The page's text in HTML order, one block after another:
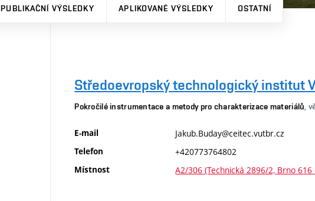
PUBLIKAČNÍ VÝSLEDKY APLIKOVANÉ VÝSLEDKY OSTATNÍ
Středoevropský technologický institut
Pokročilé instrumentace a metody pro charakterizace materiálů ,
E-mail Jakub.Buday@ceitec.vutbr.cz
Telefon +420773764802
Místnost A2/306 (Technická 2896/2, Brno 616